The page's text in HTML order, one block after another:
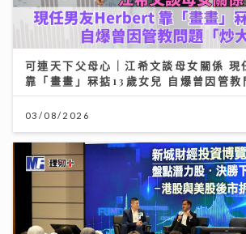
可連天下父母心｜江希文談母女關係
靠「畫畫」冧掂13歲女兒 自爆曾因管教
03/08/2026